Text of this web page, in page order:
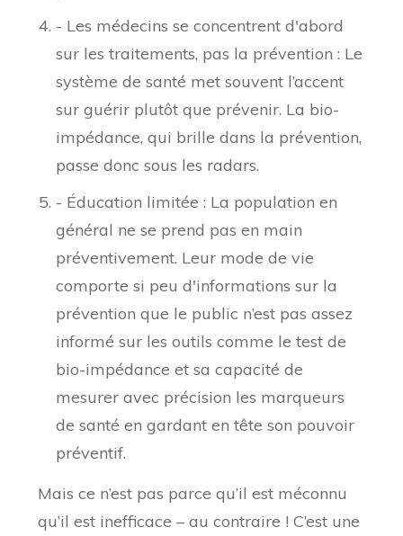
- Les médecins se concentrent d'abord
sur les traitements, pas la prévention : Le
système de santé met souvent l’accent
sur guérir plutôt que prévenir. La bio-
impédance, qui brille dans la prévention,
passe donc sous les radars.
- Éducation limitée : La population en
général ne se prend pas en main
préventivement. Leur mode de vie
comporte si peu d'informations sur la
prévention que le public n’est pas assez
informé sur les outils comme le test de
bio-impédance et sa capacité de
mesurer avec précision les marqueurs
de santé en gardant en tête son pouvoir
préventif.
Mais ce n’est pas parce qu’il est méconnu
qu’il est inefficace – au contraire ! C’est une